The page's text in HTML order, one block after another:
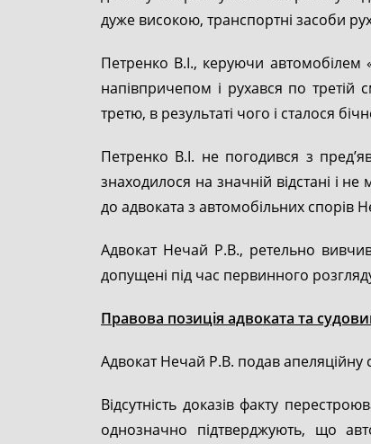
дуже високою, транспортні засоби
Петренко В.І., керуючи автомобілем
напівпричепом і рухався по
третю, в результаті чого і сталося
Петренко В.І. не погодився з
знаходилося на значній відстані і
до адвоката з автомобільних спорів
Адвокат Нечай Р.В., ретельно
допущені під час первинного
Правова позиція адвоката та
Адвокат Нечай Р.В. подав апеляційну
Відсутність доказів факту
однозначно підтверджують, що